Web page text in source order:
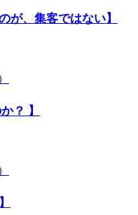
が、集客ではない】
？ 】